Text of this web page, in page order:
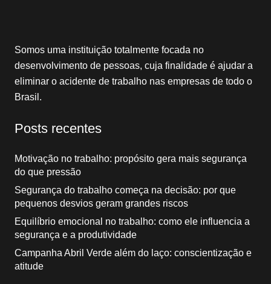
Somos uma instituição totalmente focada no
desenvolvimento de pessoas, cuja finalidade é ajudar a
eliminar o acidente de trabalho nas empresas de todo o
Brasil.
Posts recentes
Motivação no trabalho: propósito gera mais segurança
do que pressão
Segurança do trabalho começa na decisão: por que
pequenos desvios geram grandes riscos
Equilíbrio emocional no trabalho: como ele influencia a
segurança e a produtividade
Campanha Abril Verde além do laço: conscientização e
atitude